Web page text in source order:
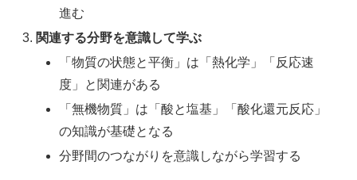
進む
関連する分野を意識して学ぶ
「物質の状態と平衡」は「熱化学」「反応速
度」と関連がある
「無機物質」は「酸と塩基」「酸化還元反応」
の知識が基礎となる
分野間のつながりを意識しながら学習する